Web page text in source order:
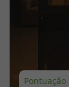
Rede de